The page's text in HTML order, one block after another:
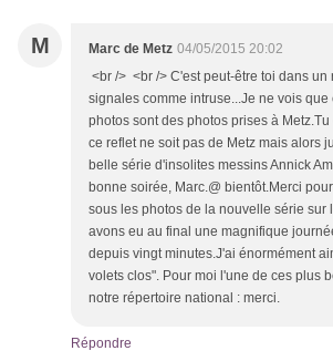
M Marc de Metz 04/05/2015 20:02
<br /> <br /> C'est peut-être toi dans un
signales comme intruse...Je ne vois que
photos sont des photos prises à
ce reflet ne soit pas de Metz mais alors
belle série d'insolites messins Annick
bonne soirée, Marc.@ bientôt.Merci
sous les photos de la nouvelle série sur
avons eu au final une magnifique
depuis vingt minutes.J'ai énormément
volets clos". Pour moi l'une de ces plus
notre répertoire national : merci.
Répondre